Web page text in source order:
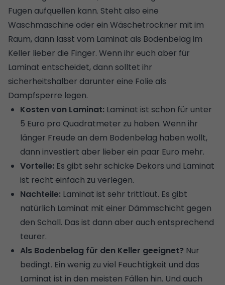
Fugen aufquellen kann. Steht also eine
Waschmaschine oder ein Wäschetrockner mit im
Raum, dann lasst vom Laminat als Bodenbelag im
Keller lieber die Finger. Wenn ihr euch aber für
Laminat entscheidet, dann solltet ihr
sicherheitshalber darunter eine Folie als
Dampfsperre legen.
Kosten von Laminat: Laminat ist schon für unter
5 Euro pro Quadratmeter zu haben. Wenn ihr
länger Freude an dem Bodenbelag haben wollt,
dann investiert aber lieber ein paar Euro mehr.
Vorteile: Es gibt sehr schicke Dekors und Laminat
ist recht einfach zu verlegen.
Nachteile: Laminat ist sehr trittlaut. Es gibt
natürlich Laminat mit einer Dämmschicht gegen
den Schall. Das ist dann aber auch entsprechend
teurer.
Als Bodenbelag für den Keller geeignet? Nur
bedingt. Ein wenig zu viel Feuchtigkeit und das
Laminat ist in den meisten Fällen hin. Und auch